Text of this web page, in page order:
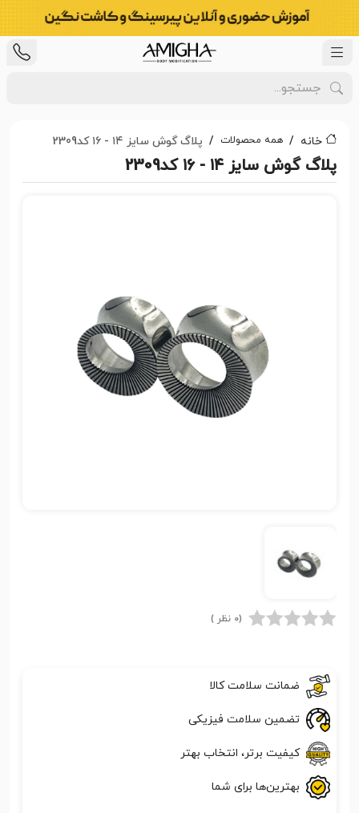
خانه همه محصولات پلاگ گوش سایز ۱۴ - ۱۶ کد2309
پلاگ گوش سایز ۱۴ - ۱۶ کد2309
(0 نظر )
ضمانت سلامت کالا
تضمین سلامت فیزیکی
کیفیت برتر، انتخاب بهتر
بهترین‌ها برای شما